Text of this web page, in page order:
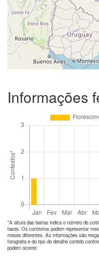
Informações
*A altura das barras indica o número de
fases. Os contextos podem representar
meses diferentes. As informações são
fotografia e do tipo de detalhe contido
podem ocorrer.